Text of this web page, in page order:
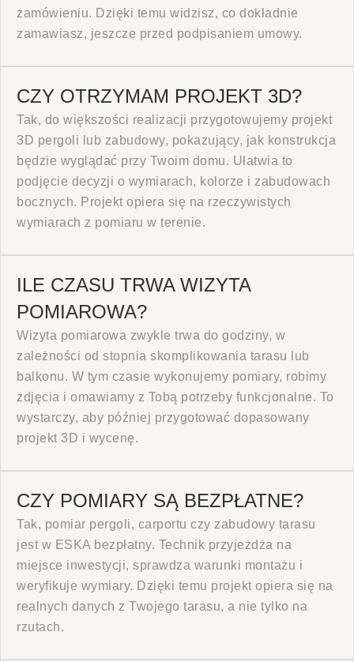
zamówieniu. Dzięki temu widzisz, co dokładnie
zamawiasz, jeszcze przed podpisaniem umowy.
CZY OTRZYMAM PROJEKT 3D?
Tak, do większości realizacji przygotowujemy projekt
3D pergoli lub zabudowy, pokazujący, jak konstrukcja
będzie wyglądać przy Twoim domu. Ułatwia to
podjęcie decyzji o wymiarach, kolorze i zabudowach
bocznych. Projekt opiera się na rzeczywistych
wymiarach z pomiaru w terenie.
ILE CZASU TRWA WIZYTA
POMIAROWA?
Wizyta pomiarowa zwykle trwa do godziny, w
zależności od stopnia skomplikowania tarasu lub
balkonu. W tym czasie wykonujemy pomiary, robimy
zdjęcia i omawiamy z Tobą potrzeby funkcjonalne. To
wystarczy, aby później przygotować dopasowany
projekt 3D i wycenę.
CZY POMIARY SĄ BEZPŁATNE?
Tak, pomiar pergoli, carportu czy zabudowy tarasu
jest w ESKA bezpłatny. Technik przyjeżdża na
miejsce inwestycji, sprawdza warunki montażu i
weryfikuje wymiary. Dzięki temu projekt opiera się na
realnych danych z Twojego tarasu, a nie tylko na
rzutach.